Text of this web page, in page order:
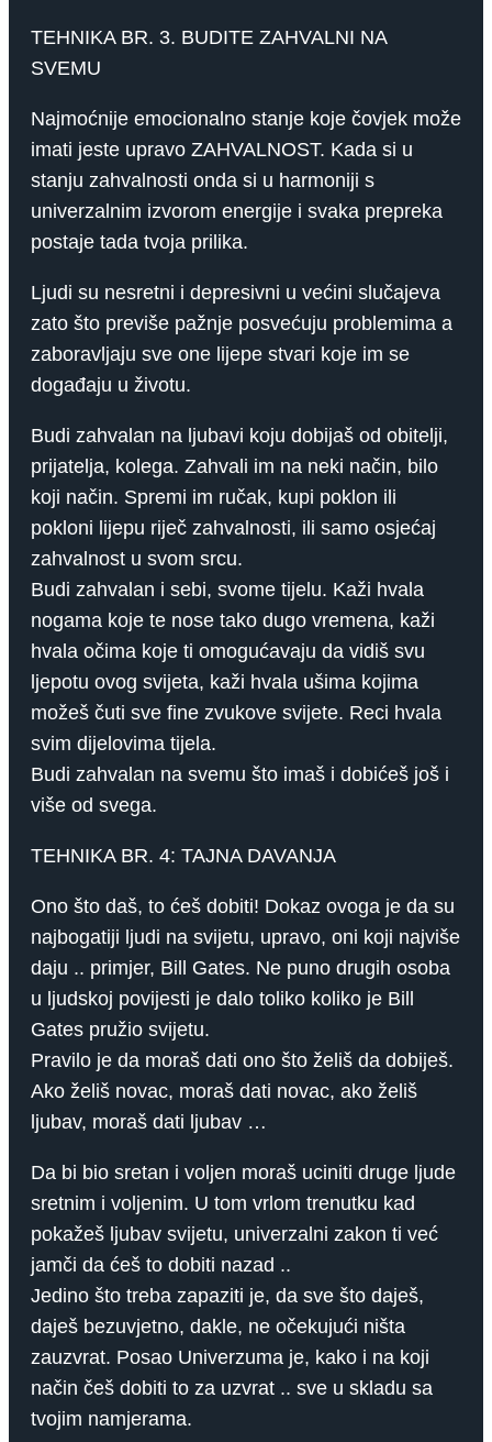
TEHNIKA BR. 3. BUDITE ZAHVALNI NA
SVEMU
Najmoćnije emocionalno stanje koje čovjek može
imati jeste upravo ZAHVALNOST. Kada si u
stanju zahvalnosti onda si u harmoniji s
univerzalnim izvorom energije i svaka prepreka
postaje tada tvoja prilika.
Ljudi su nesretni i depresivni u većini slučajeva
zato što previše pažnje posvećuju problemima a
zaboravljaju sve one lijepe stvari koje im se
događaju u životu.
Budi zahvalan na ljubavi koju dobijaš od obitelji,
prijatelja, kolega. Zahvali im na neki način, bilo
koji način. Spremi im ručak, kupi poklon ili
pokloni lijepu riječ zahvalnosti, ili samo osjećaj
zahvalnost u svom srcu.
Budi zahvalan i sebi, svome tijelu. Kaži hvala
nogama koje te nose tako dugo vremena, kaži
hvala očima koje ti omogućavaju da vidiš svu
ljepotu ovog svijeta, kaži hvala ušima kojima
možeš čuti sve fine zvukove svijete. Reci hvala
svim dijelovima tijela.
Budi zahvalan na svemu što imaš i dobićeš još i
više od svega.
TEHNIKA BR. 4: TAJNA DAVANJA
Ono što daš, to ćeš dobiti! Dokaz ovoga je da su
najbogatiji ljudi na svijetu, upravo, oni koji najviše
daju .. primjer, Bill Gates. Ne puno drugih osoba
u ljudskoj povijesti je dalo toliko koliko je Bill
Gates pružio svijetu.
Pravilo je da moraš dati ono što želiš da dobiješ.
Ako želiš novac, moraš dati novac, ako želiš
ljubav, moraš dati ljubav …
Da bi bio sretan i voljen moraš uciniti druge ljude
sretnim i voljenim. U tom vrlom trenutku kad
pokažeš ljubav svijetu, univerzalni zakon ti već
jamči da ćeš to dobiti nazad ..
Jedino što treba zapaziti je, da sve što daješ,
daješ bezuvjetno, dakle, ne očekujući ništa
zauzvrat. Posao Univerzuma je, kako i na koji
način češ dobiti to za uzvrat .. sve u skladu sa
tvojim namjerama.